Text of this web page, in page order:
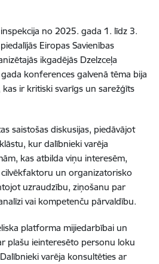
no 2025. gada 1. līdz 3.
Eiropas Savienības
ikgadējās Dzelzceļa
konferences galvenā tēma bija
ir kritiski svarīgs un sarežģīts
saistošas ​diskusijas, piedāvājot
kur dalībnieki varēja
kas atbilda viņu interesēm,
un organizatorisko
uzraudzību, ziņošanu par
vai kompetenču pārvaldību.
platforma mijiedarbībai un
plašu ieinteresēto personu loku
varēja konsultēties ar